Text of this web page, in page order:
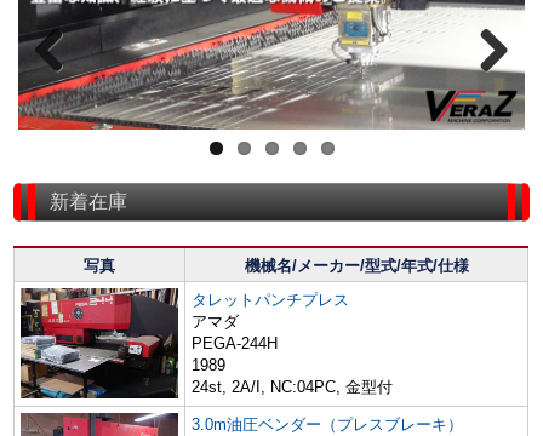
Previous Next
新着在庫
写真
機械名/メーカー/型式/年式/仕様
タレットパンチプレス
アマダ
PEGA-244H
1989
24st, 2A/I, NC:04PC, 金型付
3.0m油圧ベンダー（プレスブレーキ）